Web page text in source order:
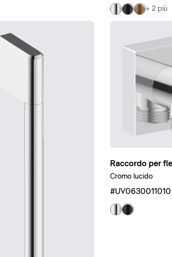
+ 2 più
Raccordo per
Cromo lucido
#UV0630011010